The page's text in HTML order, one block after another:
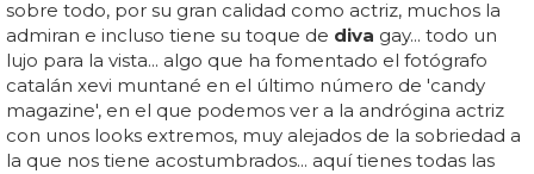
divaboy: así se titula y así suena el nuevo disco de sam
smith... el disco ' divaboy' incluirá 10 canciones y se editará
junto a un documental sobre la grabacióndel mismo,
'sam smith: the lost years'... veíamos hace nada a sam
smith y adam lambert juntos en mykonos y
comentábamos la foto de perfil
delprimero con la